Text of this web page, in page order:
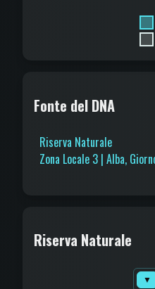
Fonte del DNA
Riserva Naturale
Zona Locale 3 | Alba,
Riserva Naturale
▼